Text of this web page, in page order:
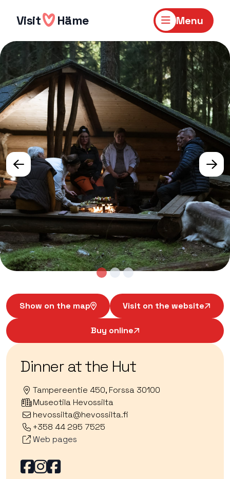
Visit Häme Menu
Show on the map Visit on the website
Buy online
Dinner at the Hut
Tampereentie 450, Forssa 30100
Museotila Hevossilta
hevossilta@hevossilta.fi
+358 44 295 7525
Web pages
Facebook
Facebook
Facebook